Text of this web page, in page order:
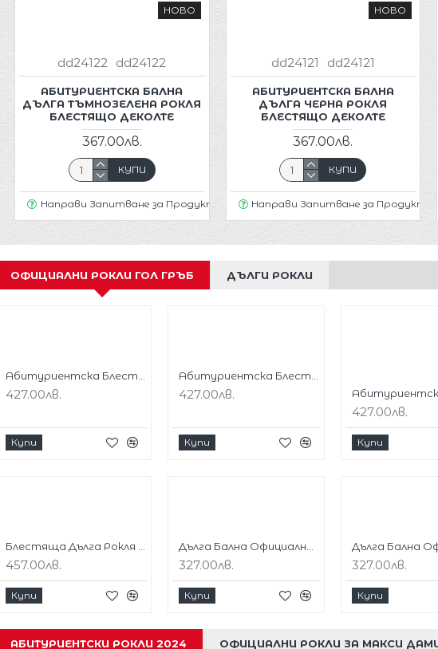
НОВО
dd24122 dd24122
АБИТУРИЕНТСКА БАЛНА
ДЪЛГА ТЪМНОЗЕЛЕНА РОКЛЯ
БЛЕСТЯЩО ДЕКОЛТЕ
367.00лв.
КУПИ
Направи Запитване за Продукт
НОВО
dd24121 dd24121
АБИТУРИЕНТСКА БАЛНА
ДЪЛГА ЧЕРНА РОКЛЯ
БЛЕСТЯЩО ДЕКОЛТЕ
367.00лв.
КУПИ
Направи Запитване за Продукт
ОФИЦИАЛНИ РОКЛИ ГОЛ ГРЪБ ДЪЛГИ РОКЛИ
427.00лв.
Купи
427.00лв.
Купи
427.00лв.
Купи
457.00лв.
Купи
327.00лв.
Купи
327.00лв.
Купи
АБИТУРИЕНТСКИ РОКЛИ 2024 ОФИЦИАЛНИ РОКЛИ ЗА МАКСИ